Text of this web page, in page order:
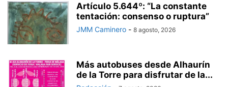
Artículo 5.644º: “La constante
tentación: consenso o ruptura”
JMM Caminero - 8 agosto, 2026
Más autobuses desde Alhaurín
de la Torre para disfrutar de la...